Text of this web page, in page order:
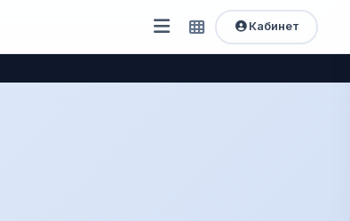
Открыть
меню
Быстрый
доступ
Кабинет